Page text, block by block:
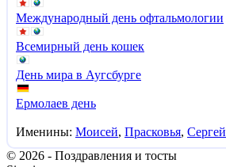
Международный день офтальмологии
Всемирный день кошек
День мира в Аугсбурге
Ермолаев день
Именины: Моисей, Прасковья, Сергей
© 2026 - Поздравления и тосты